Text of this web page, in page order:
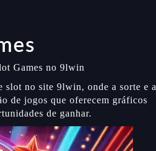
Games no 9lwin
slot no site 9lwin, onde a sorte e a
de jogos que oferecem gráficos
de ganhar.